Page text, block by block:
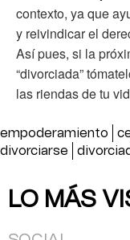
contexto, ya que
y reivindicar el
Así pues, si la
“divorciada”
las riendas de tu
empoderamiento
divorciarse
LO MÁS